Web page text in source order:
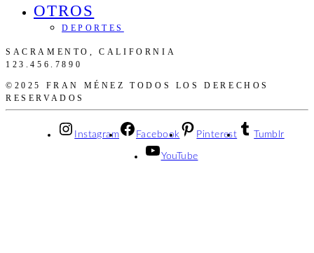
OTROS
DEPORTES
SACRAMENTO, CALIFORNIA
123.456.7890
©2025 FRAN MÉNEZ TODOS LOS DERECHOS
RESERVADOS
Instagram Facebook Pinterest Tumblr
YouTube